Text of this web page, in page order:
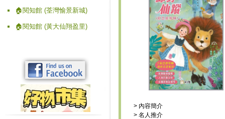
🏠閱知館 (荃灣愉景新城)
🏠閱知館 (黃大仙翔盈里)
> 內容簡介
> 名人推介